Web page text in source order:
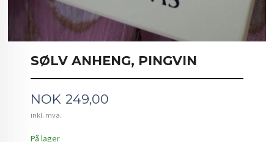
SØLV ANHENG, PINGVIN
Pris
NOK 249,00
inkl. mva.
På lager